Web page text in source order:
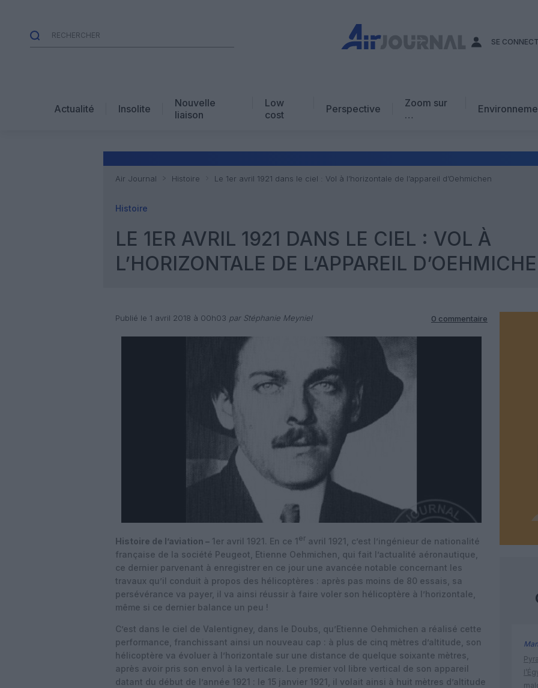
SE
Actualité Insolite
Nouvelle
liaison
Low
cost
Perspective
Zoom sur
…
Avis d’expert
Air Journal Histoire Le 1er avril 1921 dans le ciel : Vol à l’horizontale de l’appareil d’Oehmichen
Histoire
LE 1ER AVRIL 1921 DANS LE CIEL : VOL À
L’HORIZONTALE DE L’APPAREIL
Publié le 1 avril 2018 à 00h03 par Stéphanie Meyniel 0 commentaire
Histoire de l’aviation – 1er avril 1921. En ce 1 er avril 1921, c’est l’ingénieur de nationalité
française de la société Peugeot, Etienne Oehmichen, qui fait l’actualité aéronautique,
ce dernier parvenant à enregistrer en ce jour une avancée notable concernant les
travaux qu’il conduit à propos des hélicoptères : après pas moins de 80 essais, sa
persévérance va payer, il va ainsi réussir à faire voler son hélicoptère à l’horizontale,
même si ce dernier balance un peu !
C’est dans le ciel de Valentigney, dans le Doubs, qu’Etienne Oehmichen a réalisé cette
performance, franchissant ainsi un nouveau cap : à plus de cinq mètres d’altitude, son
hélicoptère va évoluer à l’horizontale sur une distance de quelque soixante mètres,
après avoir pris son envol à la verticale. Le premier vol libre vertical de son appareil
datant du début de l’année 1921 : le 15 janvier 1921, il volait ainsi à huit mètres d’altitude